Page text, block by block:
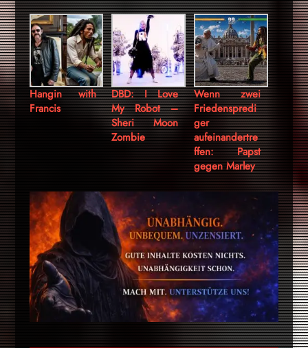
Hangin with
Francis
DBD: I Love
My Robot –
Sheri Moon
Zombie
Wenn zwei
Friedenspredi
ger
aufeinandertre
ffen: Papst
gegen Marley